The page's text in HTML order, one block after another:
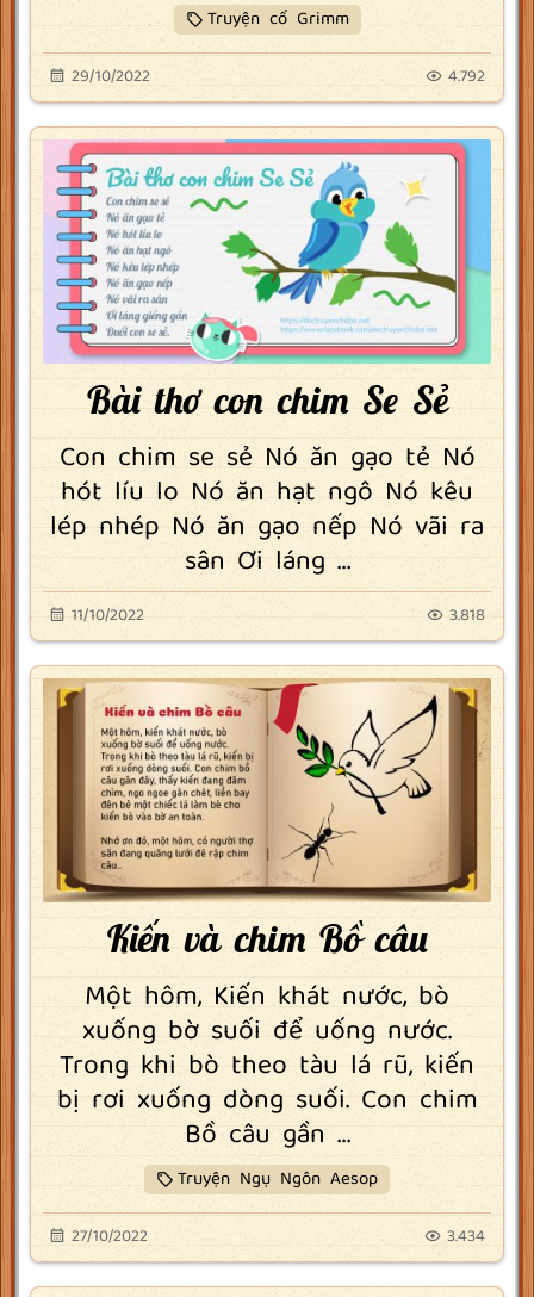
Truyện cổ Grimm
29/10/2022 4.792
Bài thơ con chim Se Sẻ
Con chim se sẻ Nó ăn gạo tẻ Nó
hót líu lo Nó ăn hạt ngô Nó kêu
lép nhép Nó ăn gạo nếp Nó vãi ra
sân Ơi láng ...
11/10/2022 3.818
Kiến và chim Bồ câu
Một hôm, Kiến khát nước, bò
xuống bờ suối để uống nước.
Trong khi bò theo tàu lá rũ, kiến
bị rơi xuống dòng suối. Con chim
Bồ câu gần ...
Truyện Ngụ Ngôn Aesop
27/10/2022 3.434